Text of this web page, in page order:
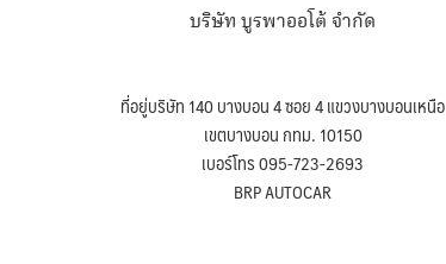
บริษัท บูรพาออโต้ จำกัด
ที่อยู่บริษัท 140 บางบอน 4 ซอย 4 แขวงบางบอนเหนือ
เขตบางบอน กทม. 10150
เบอร์โทร 095-723-2693
BRP AUTOCAR